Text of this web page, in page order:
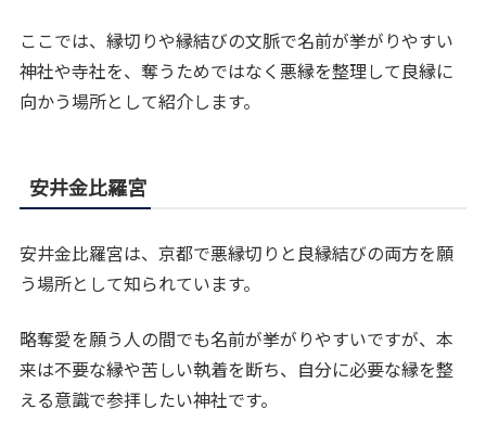
ここでは、縁切りや縁結びの文脈で名前が挙がりやすい
神社や寺社を、奪うためではなく悪縁を整理して良縁に
向かう場所として紹介します。
安井金比羅宮
安井金比羅宮は、京都で悪縁切りと良縁結びの両方を願
う場所として知られています。
略奪愛を願う人の間でも名前が挙がりやすいですが、本
来は不要な縁や苦しい執着を断ち、自分に必要な縁を整
える意識で参拝したい神社です。